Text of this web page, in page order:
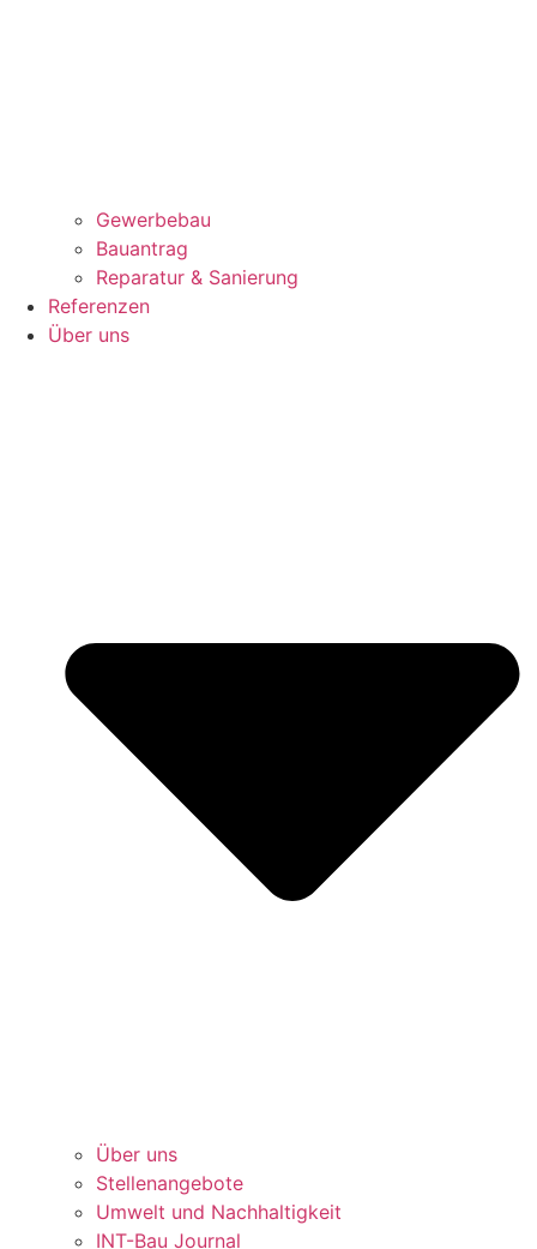
Gewerbebau
Bauantrag
Reparatur & Sanierung
Referenzen
Über uns
Über uns
Stellenangebote
Umwelt und Nachhaltigkeit
INT-Bau Journal